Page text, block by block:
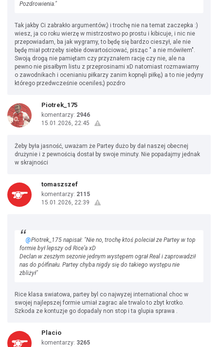
Pozdrowienia."
Tak jakby Ci zabrakło argumentów;) i trochę nie na temat zaczepka :)
wiesz, ja co roku wierzę w mistrzostwo po prostu i kibicuje, i nic nie
przepowiadam, ba jak wygramy, to będę się bardzo cieszył, ale nie
będę miał potrzeby siebie dowartościować, pisząc " a nie mówiłem".
Swoją drogą nie pamiętam czy przyznałem rację czy nie, ale na
pewno nie pisałbym listu z przeprosinami xD natomiast rozmawiamy
o zawodnikach i ocenianiu piłkarzy zanim kopnęli piłkę;) a to nie jedyny
którego przedwcześnie oceniles;) pozdro
Piotrek_175
komentarzy: 2946
15.01.2026, 22:45
Żeby była jasność, uważam że Partey dużo by dał naszej obecnej
drużynie i z pewnością dostał by swoje minuty. Nie popadajmy jednak
w skrajności
tomaszszef
komentarzy: 2115
15.01.2026, 22:39
@Piotrek_175 napisał: "Nie no, trochę ktoś poleciał ze Partey w top
formie był lepszy od Rice’a xD
Declan w zeszłym sezonie jednym występem ograł Real i zaprowadził
nas do półfinału. Partey chyba nigdy się do takiego występu nie
zbliżył"
Rice klasa swiatowa, partey byl co najwyzej international choc w
swojej najlepszej formie umiał zagrac ale trwalo to zbyt krotko.
Szkoda ze kontuzje go dopadaly non stop i ta glupia sprawa .
Placio
komentarzy: 3265